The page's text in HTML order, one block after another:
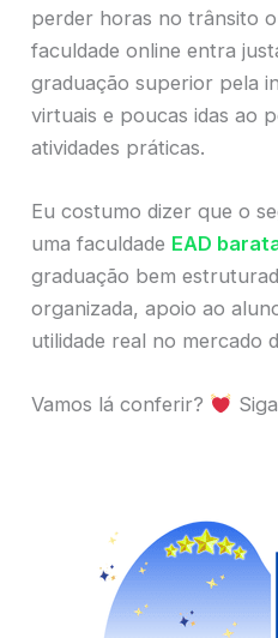
perder horas no trânsito
faculdade online entra
graduação superior pela
virtuais e poucas idas ao
atividades práticas.
Eu costumo dizer que o
uma faculdade EAD
graduação bem
organizada, apoio ao
utilidade real no mercado
Vamos lá conferir?